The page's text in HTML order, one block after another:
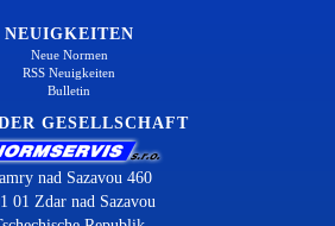
NEUIGKEITEN
Neue Normen
RSS Neuigkeiten
Bulletin
GESELLSCHAFT
nad Sazavou 460
01 Zdar nad Sazavou